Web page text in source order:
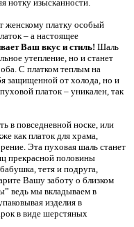
нотку изысканности.
женскому платку особый
– а настоящее
Ваш вкус и стиль! Шаль
утепление, но и станет
С платком теплым на
защищенной от холода, но и
платок – уникален, так
в повседневной носке, или
как платок для храма,
Эта пуховая шаль станет
прекрасной половины
тетя и подруга,
Вашу заботу о близком
ведь мы вкладываем в
изделия в
в виде шерстяных